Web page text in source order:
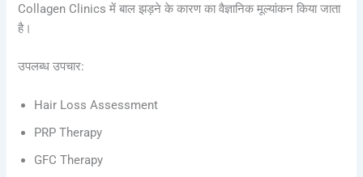
Collagen Clinics में बाल झड़ने के कारण का वैज्ञानिक मूल्यांकन किया जाता
है।
उपलब्ध उपचार:
Hair Loss Assessment
PRP Therapy
GFC Therapy